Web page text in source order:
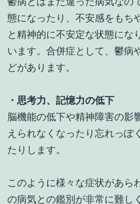
態になったり、不安感をもち
と精神的に不安定な状態にな
います。合併症として、鬱病
どがあります。
・思考力、記憶力の低下
脳機能の低下や精神障害の影
えられなくなったり忘れっぽ
たりします。
このように様々な症状があら
の病気との鑑別が非常に難し